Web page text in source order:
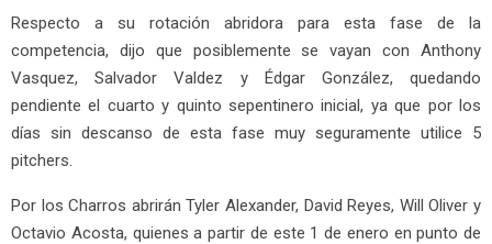
Respecto a su rotación abridora para esta fase de la
competencia, dijo que posiblemente se vayan con Anthony
Vasquez, Salvador Valdez y Édgar González, quedando
pendiente el cuarto y quinto sepentinero inicial, ya que por los
días sin descanso de esta fase muy seguramente utilice 5
pitchers.
Por los Charros abrirán Tyler Alexander, David Reyes, Will Oliver y
Octavio Acosta, quienes a partir de este 1 de enero en punto de